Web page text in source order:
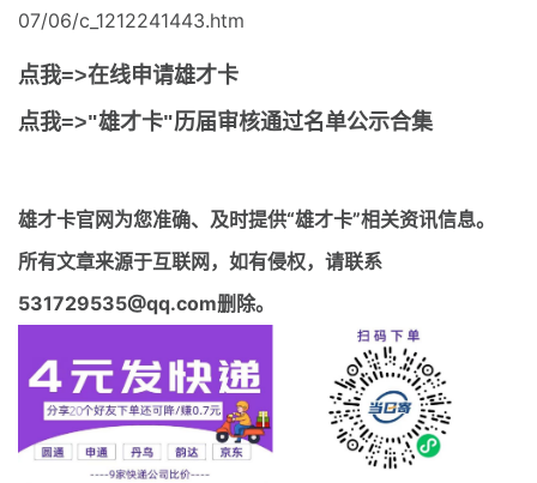
07/06/c_1212241443.htm
点我=>在线申请雄才卡
点我=>"雄才卡"历届审核通过名单公示合集
雄才卡官网为您准确、及时提供“雄才卡”相关资讯信息。
所有文章来源于互联网，如有侵权，请联系
531729535@qq.com删除。